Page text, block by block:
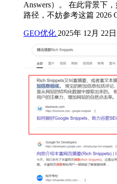
Answers）。 在此背景下
路径，不妨参考这篇 2026
GEO优化 2025年 12月 22日